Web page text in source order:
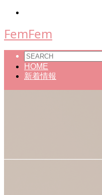
FemFem
HOME
新着情報